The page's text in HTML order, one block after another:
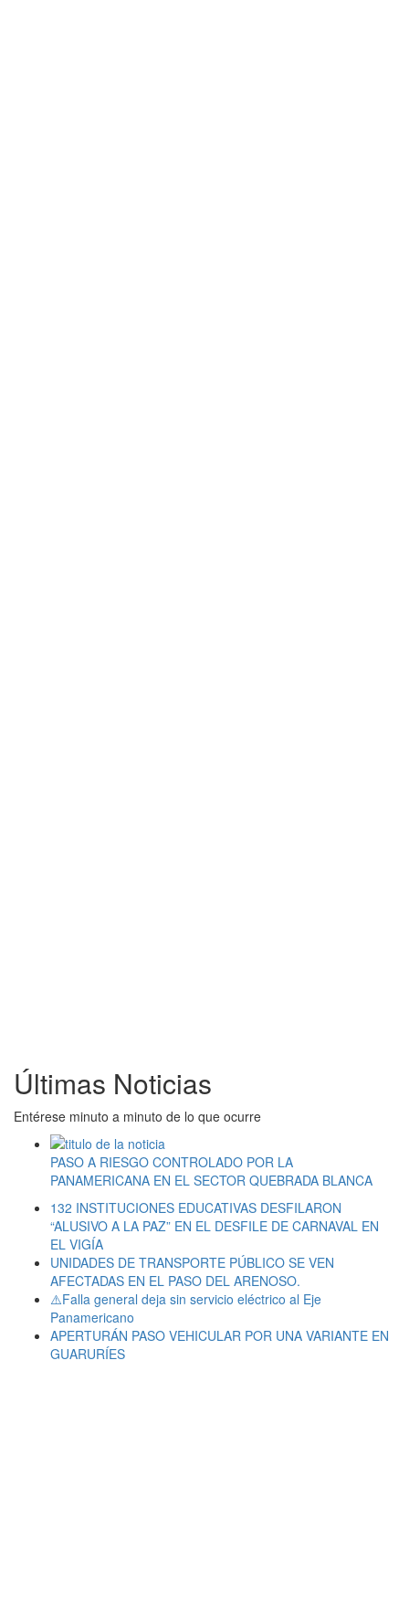
Últimas Noticias
Entérese minuto a minuto de lo que ocurre
PASO A RIESGO CONTROLADO POR LA
PANAMERICANA EN EL SECTOR QUEBRADA BLANCA
132 INSTITUCIONES EDUCATIVAS DESFILARON
“ALUSIVO A LA PAZ” EN EL DESFILE DE CARNAVAL EN
EL VIGÍA
UNIDADES DE TRANSPORTE PÚBLICO SE VEN
AFECTADAS EN EL PASO DEL ARENOSO.
⚠️Falla general deja sin servicio eléctrico al Eje
Panamericano
APERTURÁN PASO VEHICULAR POR UNA VARIANTE EN
GUARURÍES